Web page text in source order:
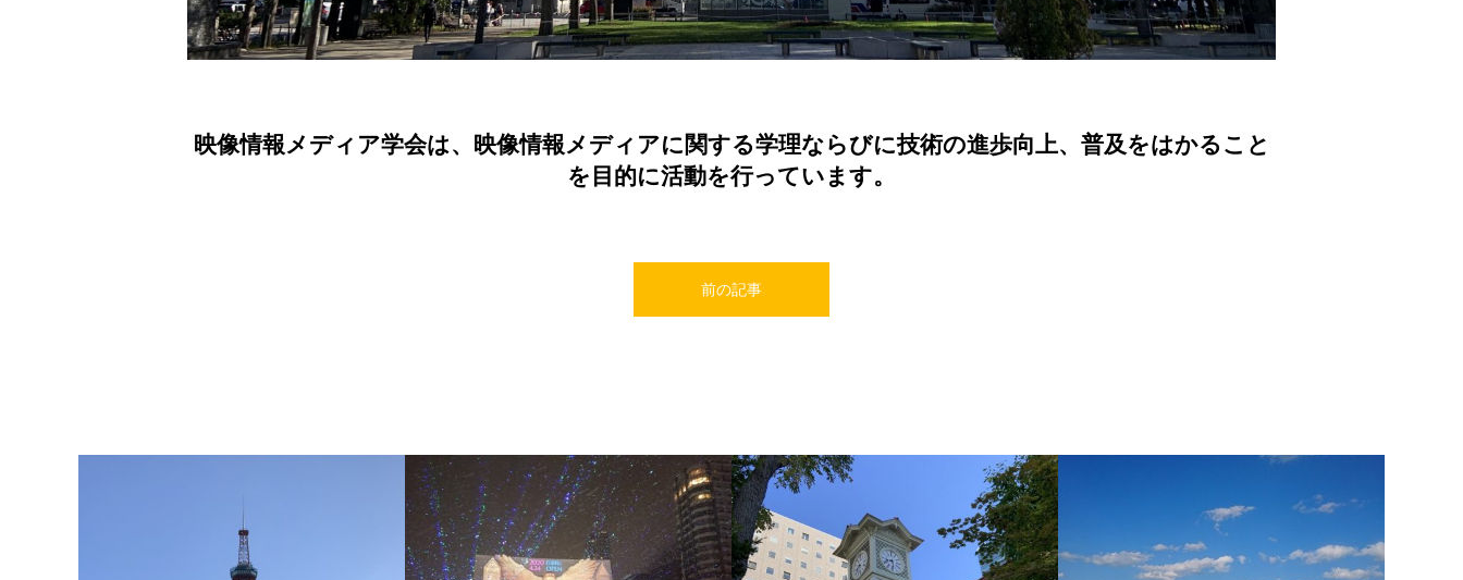
映像情報メディア学会は、映像情報メディアに関する学理ならびに技術の進歩向上、普及をはかること
を目的に活動を行っています。
前の記事